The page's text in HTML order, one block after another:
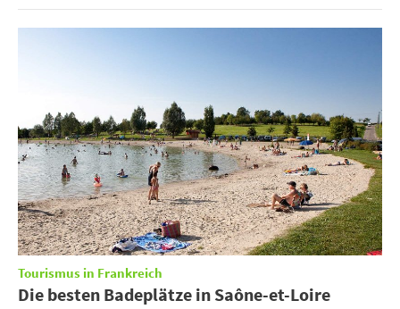
Tourismus in Frankreich
Die besten Badeplätze in Saône-et-Loire